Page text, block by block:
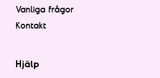
Vanliga frågor
Kontakt
Hjälp